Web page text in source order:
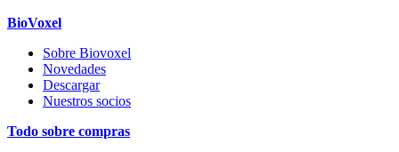
BioVoxel
Sobre Biovoxel
Novedades
Descargar
Nuestros socios
Todo sobre compras